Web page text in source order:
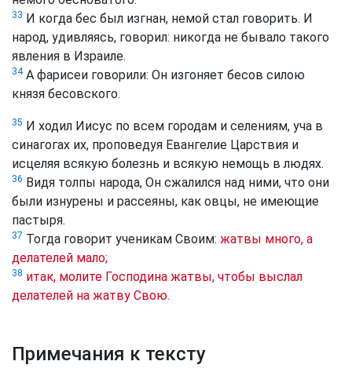
33 И когда бес был изгнан, немой стал говорить. И
народ, удивляясь, говорил: никогда не бывало такого
явления в Израиле.
34А фарисеи говорили: Он изгоняет бесов силою
князя бесовского.
35 И ходил Иисус по всем городам и селениям, уча в
синагогах их, проповедуя Евангелие Царствия и
исцеляя всякую болезнь и всякую немощь в людях.
36 Видя толпы народа, Он сжалился над ними, что они
были изнурены и рассеяны, как овцы, не имеющие
пастыря.
37 Тогда говорит ученикам Своим: жатвы много, а
делателей мало;
38 итак, молите Господина жатвы, чтобы выслал
делателей на жатву Свою.
Примечания к тексту